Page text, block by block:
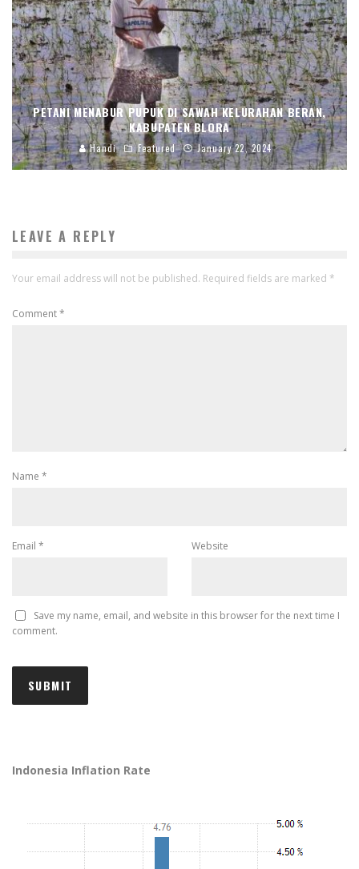
PETANI MENABUR PUPUK DI SAWAH KELURAHAN BERAN,
KABUPATEN BLORA
Handi Featured January 22, 2024
LEAVE A REPLY
Your email address will not be published. Required fields are marked *
Comment*
Name *
Email * Website
Save my name, email, and website in this browser for the next time I
comment.
Indonesia Inflation Rate